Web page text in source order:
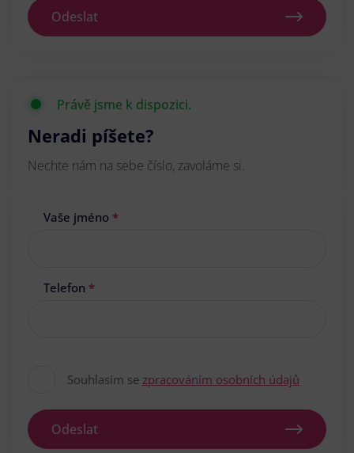
Odeslat
Právě jsme k dispozici.
Neradi píšete?
Nechte nám na sebe číslo, zavoláme si.
Vaše jméno *
Telefon *
Souhlasím se zpracováním osobních údajů
Odeslat